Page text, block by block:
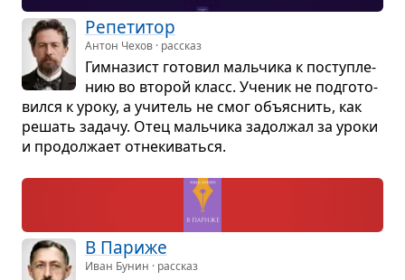
Репе­ти­тор
Антон Чехов · рассказ
Гим­на­зист гото­вил маль­чика к поступ­ле­
нию во вто­рой класс. Уче­ник не под­го­то­
вился к уроку, а учи­тель не смог объ­яс­нить, как
решать задачу. Отец маль­чика задол­жал за уроки
и про­дол­жает отне­ки­ваться.
В Париже
Иван Бунин · рассказ